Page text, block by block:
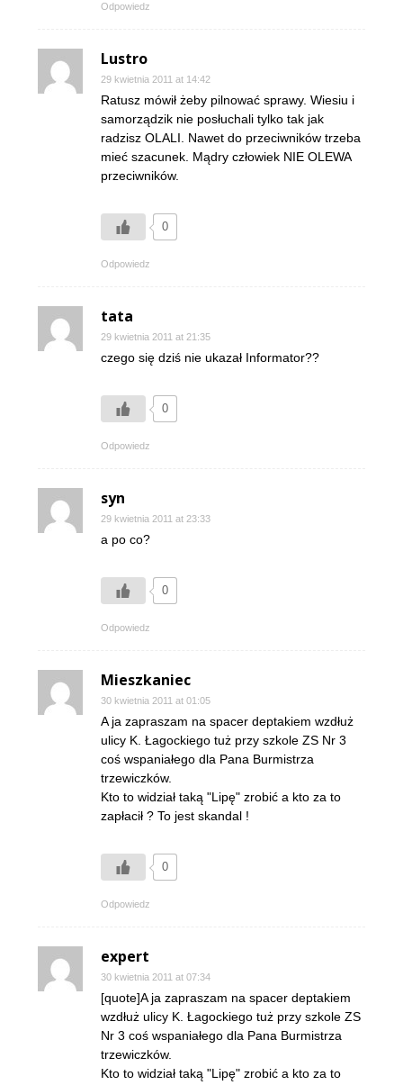
Odpowiedz
Lustro
29 kwietnia 2011 at 14:42
Ratusz mówił żeby pilnować sprawy. Wiesiu i
samorządzik nie posłuchali tylko tak jak
radzisz OLALI. Nawet do przeciwników trzeba
mieć szacunek. Mądry człowiek NIE OLEWA
przeciwników.
0
Odpowiedz
tata
29 kwietnia 2011 at 21:35
czego się dziś nie ukazał Informator??
0
Odpowiedz
syn
29 kwietnia 2011 at 23:33
a po co?
0
Odpowiedz
Mieszkaniec
30 kwietnia 2011 at 01:05
A ja zapraszam na spacer deptakiem wzdłuż
ulicy K. Łagockiego tuż przy szkole ZS Nr 3
coś wspaniałego dla Pana Burmistrza
trzewiczków.
Kto to widział taką "Lipę" zrobić a kto za to
zapłacił ? To jest skandal !
0
Odpowiedz
expert
30 kwietnia 2011 at 07:34
[quote]A ja zapraszam na spacer deptakiem
wzdłuż ulicy K. Łagockiego tuż przy szkole ZS
Nr 3 coś wspaniałego dla Pana Burmistrza
trzewiczków.
Kto to widział taką "Lipę" zrobić a kto za to